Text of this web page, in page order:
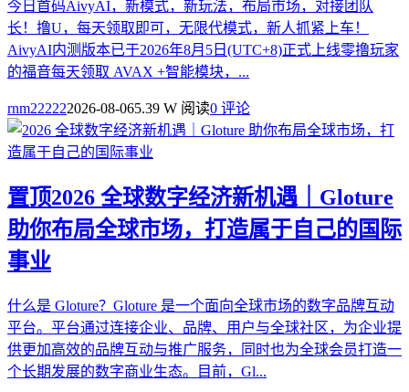
今日首码AivyAI，新模式，新玩法，布局市场，对接团队
长！撸U，每天领取即可，无限代模式，新人抓紧上车！
AivyAI内测版本已于2026年8月5日(UTC+8)正式上线零撸玩家
的福音每天领取 AVAX +智能模块，...
rnm222222026-08-065.39 W 阅读0 评论
置顶2026 全球数字经济新机遇｜Gloture
助你布局全球市场，打造属于自己的国际
事业
什么是 Gloture？Gloture 是一个面向全球市场的数字品牌互动
平台。平台通过连接企业、品牌、用户与全球社区，为企业提
供更加高效的品牌互动与推广服务，同时也为全球会员打造一
个长期发展的数字商业生态。目前，Gl...